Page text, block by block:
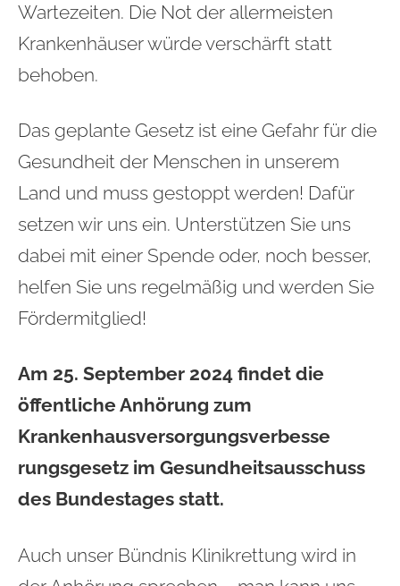
Wartezeiten. Die Not der allermeisten
Krankenhäuser würde verschärft statt
behoben.
Das geplante Gesetz ist eine Gefahr für die
Gesundheit der Menschen in unserem
Land und muss gestoppt werden! Dafür
setzen wir uns ein. Unterstützen Sie uns
dabei mit einer Spende oder, noch besser,
helfen Sie uns regelmäßig und werden Sie
Fördermitglied!
Am 25. September 2024 findet die
öffentliche Anhörung zum
Krankenhausversorgungsverbesse
rungsgesetz im Gesundheitsausschuss
des Bundestages statt.
Auch unser Bündnis Klinikrettung wird in